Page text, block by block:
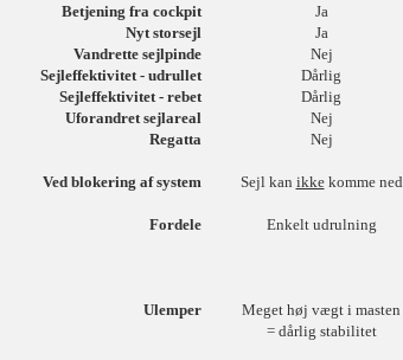
Betjening fra cockpit
Ja
Nyt storsejl
Ja
Vandrette sejlpinde
Nej
Sejleffektivitet - udrullet
Dårlig
Sejleffektivitet - rebet
Dårlig
Uforandret sejlareal
Nej
Regatta
Nej
Ved blokering af system Sejl kan ikkekomme ned
Fordele Enkelt udrulning
Ulemper
Meget høj vægt i masten
= dårlig stabilitet